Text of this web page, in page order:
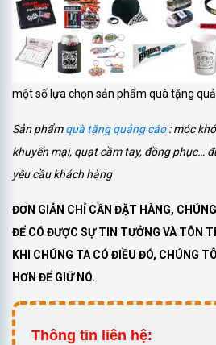
một số lựa chọn sản phẩm quà tặng
Sản phẩmquà tặng quảng cáo: móc
khuyến mại, quạt cầm tay, đồng phục…
yêu cầu khách hàng
ĐƠN GIẢN CHỈ CẦN ĐẶT HÀNG,
ĐỂ CÓ ĐƯỢC SỰ TIN TƯỞNG VÀ TÔN
KHI CHÚNG TA CÓ ĐIỀU ĐÓ, CHÚNG
HƠN ĐỂ GIỮ NÓ.
Thông tin liên hệ: